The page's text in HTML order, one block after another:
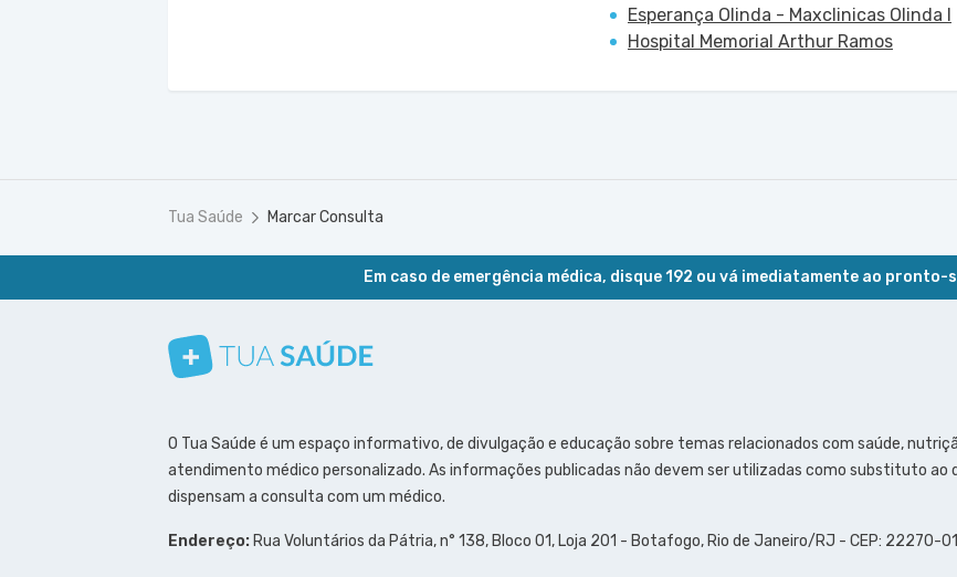
Esperança Olinda - Maxclinicas Olinda I
Hospital Memorial Arthur Ramos
Tua Saúde Marcar Consulta
Em caso de emergência médica, disque 192 ou vá imediatamente ao
Conheça nosso canal
Siga a gente no Instagram
Siga a gente no Facebook
Siga a gente no Pinterest
O Tua Saúde é um espaço informativo, de divulgação e educação sobre temas relacionados com saúde,
atendimento médico personalizado. As informações publicadas não devem ser utilizadas como substituto
dispensam a consulta com um médico.
Endereço: Rua Voluntários da Pátria, n° 138, Bloco 01, Loja 201 - Botafogo, Rio de Janeiro/RJ - CEP: 22270-